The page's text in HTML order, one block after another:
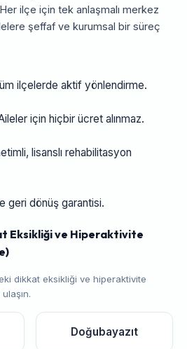
ilçe için tek anlaşmalı merkez
şeffaf ve kurumsal bir süreç
ilçelerde aktif yönlendirme.
için hiçbir ücret alınmaz.
lisanslı rehabilitasyon
geri dönüş garantisi.
Eksikliği ve Hiperaktivite
dikkat eksikliği ve hiperaktivite
Doğubayazıt